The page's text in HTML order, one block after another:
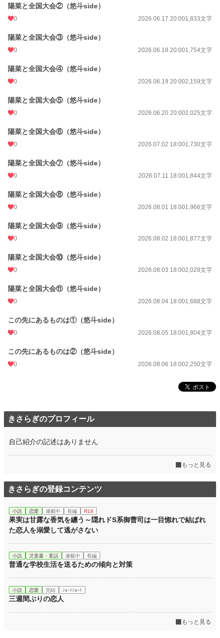
陽菜と全国大会②（悠斗side）
0 2026.06.17 20:001,833文字
陽菜と全国大会③（悠斗side）
0 2026.06.18 20:001,754文字
陽菜と全国大会④（悠斗side）
0 2026.06.19 20:002,159文字
陽菜と全国大会⑤（悠斗side）
0 2026.06.20 20:002,025文字
陽菜と全国大会⑥（悠斗side）
0 2026.07.02 18:001,730文字
陽菜と全国大会⑦（悠斗side）
0 2026.07.11 18:001,844文字
陽菜と全国大会⑧（悠斗side）
0 2026.08.01 18:001,966文字
陽菜と全国大会⑨（悠斗side）
0 2026.08.02 18:001,877文字
陽菜と全国大会⑩（悠斗side）
0 2026.08.03 18:002,028文字
陽菜と全国大会⑪（悠斗side）
0 2026.08.04 18:001,688文字
この先にあるものは①（悠斗side）
0 2026.08.05 18:001,804文字
この先にあるものは②（悠斗side）
0 2026.08.06 18:002,250文字
きさらぎのプロフィール
自己紹介の記述はありません
もっと見る
きさらぎの登録コンテンツ
小説 恋愛 連載中 長編 R18
果実は甘露な香気を纏う～隠れドS系御曹司は一目惚れで結ばれ
た恋人を溺愛して逃がさない
小説 児童書・童話 連載中 長編
普通な学校生活を送るための傾向と対策
小説 恋愛 完結 ｼｮｰﾄｼｮｰﾄ
三週間ぶりの恋人
もっと見る